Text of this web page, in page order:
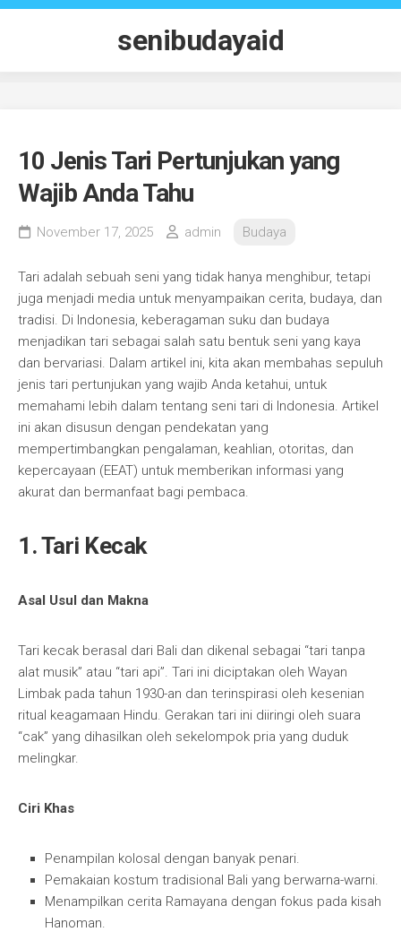
Skip
senibudayaid
10 Jenis Tari Pertunjukan yang
Wajib Anda Tahu
November 17, 2025 admin Budaya
Tari adalah sebuah seni yang tidak hanya menghibur, tetapi
juga menjadi media untuk menyampaikan cerita, budaya, dan
tradisi. Di Indonesia, keberagaman suku dan budaya
menjadikan tari sebagai salah satu bentuk seni yang kaya
dan bervariasi. Dalam artikel ini, kita akan membahas sepuluh
jenis tari pertunjukan yang wajib Anda ketahui, untuk
memahami lebih dalam tentang seni tari di Indonesia. Artikel
ini akan disusun dengan pendekatan yang
mempertimbangkan pengalaman, keahlian, otoritas, dan
kepercayaan (EEAT) untuk memberikan informasi yang
akurat dan bermanfaat bagi pembaca.
1. Tari Kecak
Asal Usul dan Makna
Tari kecak berasal dari Bali dan dikenal sebagai “tari tanpa
alat musik” atau “tari api”. Tari ini diciptakan oleh Wayan
Limbak pada tahun 1930-an dan terinspirasi oleh kesenian
ritual keagamaan Hindu. Gerakan tari ini diiringi oleh suara
“cak” yang dihasilkan oleh sekelompok pria yang duduk
melingkar.
Ciri Khas
Penampilan kolosal dengan banyak penari.
Pemakaian kostum tradisional Bali yang berwarna-warni.
Menampilkan cerita Ramayana dengan fokus pada kisah
Hanoman.